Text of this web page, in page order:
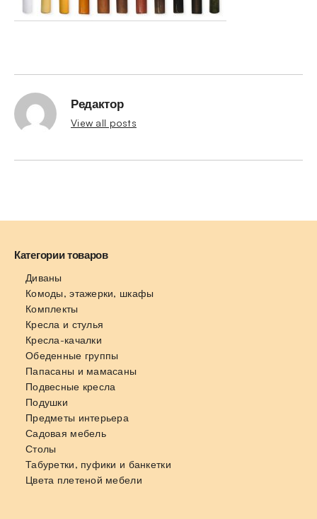
Редактор
View all posts
Категории товаров
Диваны
Комоды, этажерки, шкафы
Комплекты
Кресла и стулья
Кресла-качалки
Обеденные группы
Папасаны и мамасаны
Подвесные кресла
Подушки
Предметы интерьера
Садовая мебель
Столы
Табуретки, пуфики и банкетки
Цвета плетеной мебели